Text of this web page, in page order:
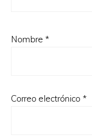
Nombre *
Correo electrónico *